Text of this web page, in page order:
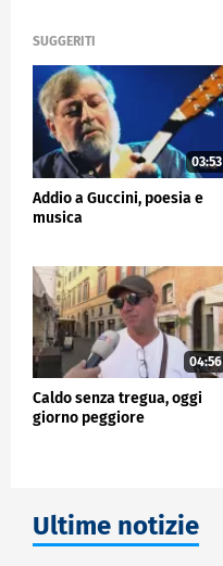
SUGGERITI
03:53
Addio a Guccini, poesia e
musica
04:56
Caldo senza tregua, oggi
giorno peggiore
Ultime notizie